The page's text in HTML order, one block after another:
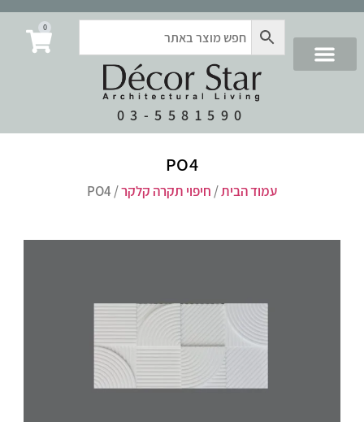
03-5581590
0
PO4
עמוד הבית/ חיפוי תקרה קלקר/ PO4